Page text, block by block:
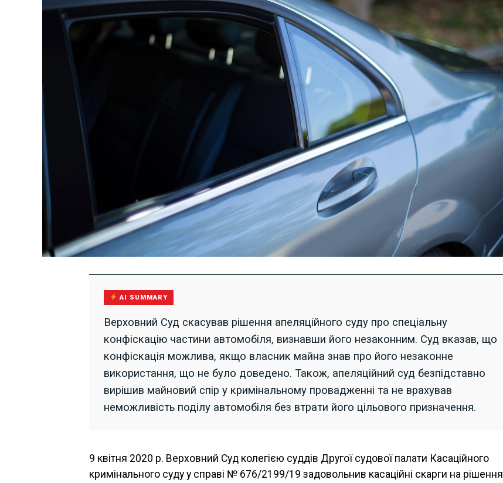
AI SUMMARY
Верховний Суд скасував рішення апеляційного суду про спеціальну
конфіскацію частини автомобіля, визнавши його незаконним. Суд вказав, що
конфіскація можлива, якщо власник майна знав про його незаконне
використання, що не було доведено. Також, апеляційний суд безпідставно
вирішив майновий спір у кримінальному провадженні та не врахував
неможливість поділу автомобіля без втрати його цільового призначення.
9 квітня 2020 р. Верховний Суд колегією суддів Другої судової палати Касаційного
кримінального суду у справі № 676/2199/19 задовольнив касаційні скарги на рішення